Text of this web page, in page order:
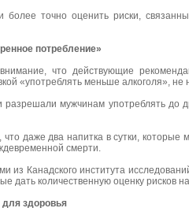
более точно оценить риски,
потребление»
что действующие
«употреблять меньше алкоголя», не
мужчинам употреблять до
даже два напитка в сутки,
смерти.
из Канадского института
дать количественную оценку рисков
для здоровья